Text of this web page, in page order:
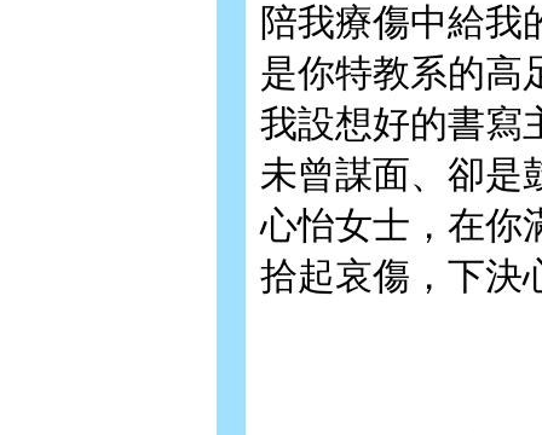
陪我療傷中給我
是你特教系的高
我設想好的書寫
未曾謀面、卻是
心怡女士，在你
拾起哀傷，下決